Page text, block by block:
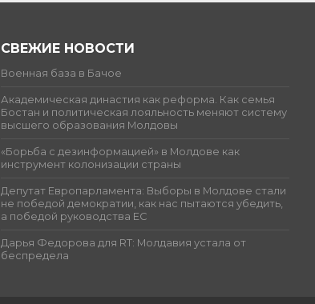
СВЕЖИЕ НОВОСТИ
Военная база в Бачое
Академическая династия как реформа. Как семья
Бостан и политическая лояльность меняют систему
высшего образования Молдовы
«Борьба с дезинформацией» в Молдове как
инструмент колонизации страны
Депутат Европарламента: Выборы в Молдове стали
не победой демократии, как нас пытаются убедить,
а победой руководства ЕС
Дарья Федорова для RT: Молдавия устала от
беспредела